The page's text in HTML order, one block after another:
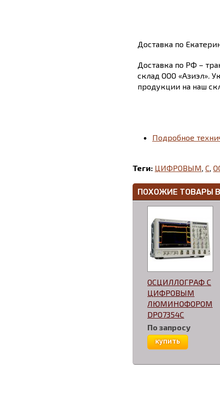
Доставка по
Доставка по РФ –
склад ООО «Азиэл».
продукции на наш
Подробное
Теги: ЦИФРОВЫМ С
ПОХОЖИЕ ТОВАРЫ
ОСЦИЛЛОГРАФ С
ЦИФРОВЫМ
ЛЮМИНОФОРОМ
DPO7354C
По запросу
купить